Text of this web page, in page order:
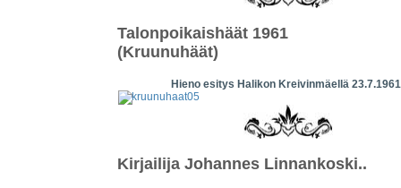
Talonpoikaishäät 1961
(Kruunuhäät)
Hieno esitys Halikon Kreivinmäellä
Kirjailija Johannes Linnankoski..